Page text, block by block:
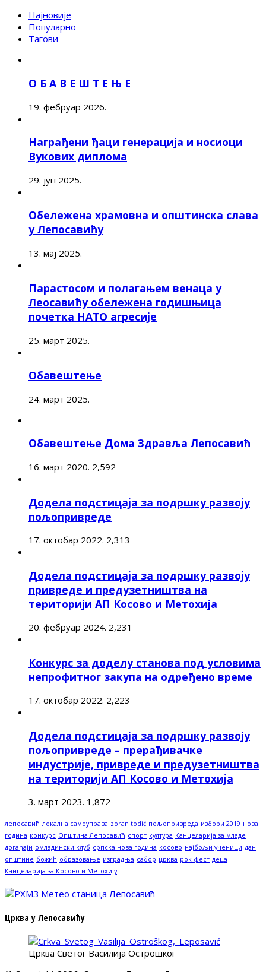
Најновије
Популарно
Тагови
О Б А В Е Ш Т Е Њ Е
19. фебруар 2026.
Награђени ђаци генерација и носиоци
Вукових диплома
29. јун 2025.
Обележена храмовна и општинска слава
у Лепосавићу
13. мај 2025.
Парастосом и полагањем венаца у
Леосавићу обележена годишњица
почетка НАТО агресије
25. март 2025.
Обавештење
24. март 2025.
Обавештење Дома Здравља Лепосавић
16. март 2020. 2,592
Додела подстицаја за подршку развоју
пољопривреде
17. октобар 2022. 2,313
Додела подстицаја за подршку развоју
привреде и предузетништва на
територији АП Косово и Метохија
20. фебруар 2024. 2,231
Конкурс за доделу станова под условима
непрофитног закупа на одређено време
17. октобар 2022. 2,223
Додела подстицаја за подршку развоју
пољопривреде – прерађивачке
индустрије, привреде и предузетништва
на територији АП Косово и Метохија
3. март 2023. 1,872
лепосавић локална самоуправа zoran todić пољопривреда избори 2019 нова
година конкурс Општина Лепосавић спорт култура Канцеларија за младе
догађаји омладински клуб српска нова година косово најбољи ученици дан
општине божић образовање изградња сабор црква рок фест деца
Канцеларија за Косово и Метохију
Црква у Лепосавићу
Црква Светог Василија Острошког